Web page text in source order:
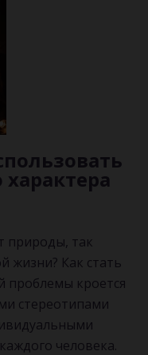
характера
природы, так
жизни? Как стать
проблемы кроется
стереотипами
человека.